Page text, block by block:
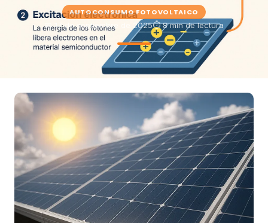
AUTOCONSUMO FOTOVOLTAICO
📅 17 de septiembre de 2025⏱ 8 min de lectura